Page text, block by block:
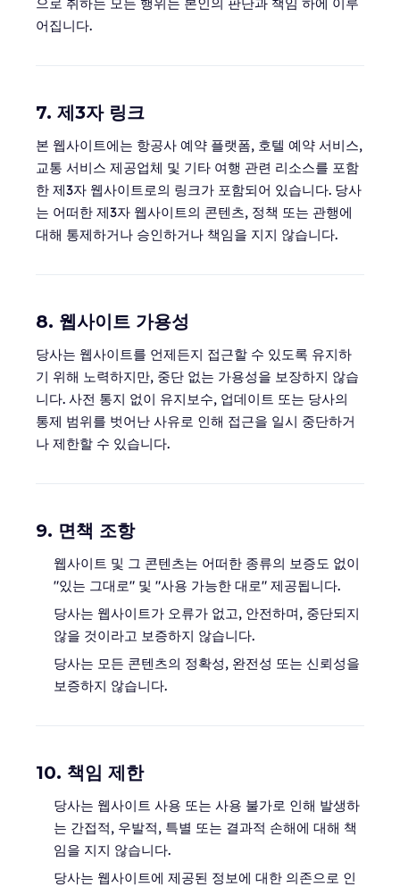
어집니다.
7. 제3자 링크
본 웹사이트에는 항공사 예약 플랫폼, 호텔 예약 서비스,
교통 서비스 제공업체 및 기타 여행 관련 리소스를 포함
한 제3자 웹사이트로의 링크가 포함되어 있습니다. 당사
는 어떠한 제3자 웹사이트의 콘텐츠, 정책 또는 관행에
대해 통제하거나 승인하거나 책임을 지지 않습니다.
8. 웹사이트 가용성
당사는 웹사이트를 언제든지 접근할 수 있도록 유지하
기 위해 노력하지만, 중단 없는 가용성을 보장하지 않습
니다. 사전 통지 없이 유지보수, 업데이트 또는 당사의
통제 범위를 벗어난 사유로 인해 접근을 일시 중단하거
나 제한할 수 있습니다.
9. 면책 조항
웹사이트 및 그 콘텐츠는 어떠한 종류의 보증도 없이
"있는 그대로" 및 "사용 가능한 대로" 제공됩니다.
당사는 웹사이트가 오류가 없고, 안전하며, 중단되지
않을 것이라고 보증하지 않습니다.
당사는 모든 콘텐츠의 정확성, 완전성 또는 신뢰성을
보증하지 않습니다.
10. 책임 제한
당사는 웹사이트 사용 또는 사용 불가로 인해 발생하
는 간접적, 우발적, 특별 또는 결과적 손해에 대해 책
임을 지지 않습니다.
당사는 웹사이트에 제공된 정보에 대한 의존으로 인